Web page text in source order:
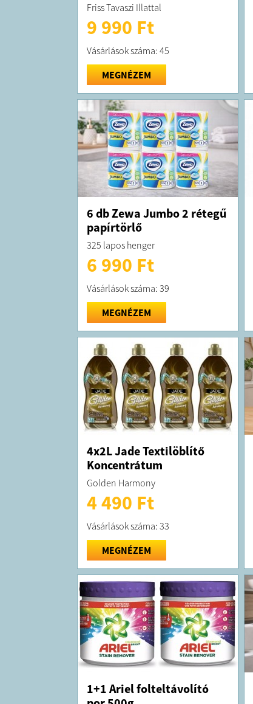
Friss Tavaszi Illattal
9 990 Ft
Vásárlások száma: 45
MEGNÉZEM
6 db Zewa Jumbo 2 rétegű
papírtörlő
325 lapos henger
6 990 Ft
Vásárlások száma: 39
MEGNÉZEM
4x2L Jade Textilöblítő
Koncentrátum
Golden Harmony
4 490 Ft
Vásárlások száma: 33
MEGNÉZEM
1+1 Ariel folteltávolító